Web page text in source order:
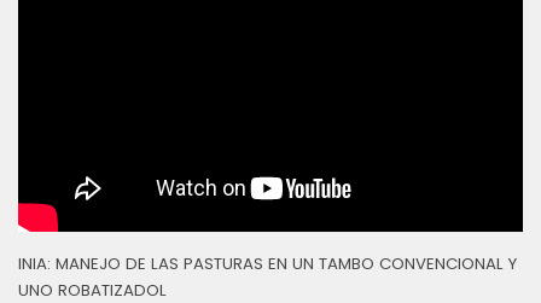
INIA: MANEJO DE LAS PASTURAS EN UN TAMBO CONVENCIONAL Y
UNO ROBATIZADOL